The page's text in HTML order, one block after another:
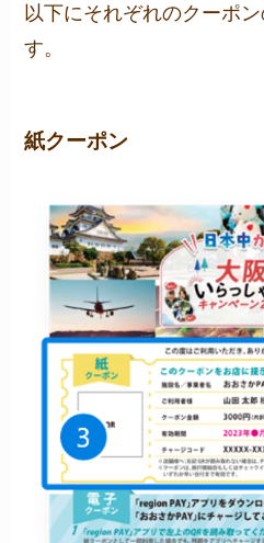
以下にそれぞれのクーポ
す。
紙クーポン